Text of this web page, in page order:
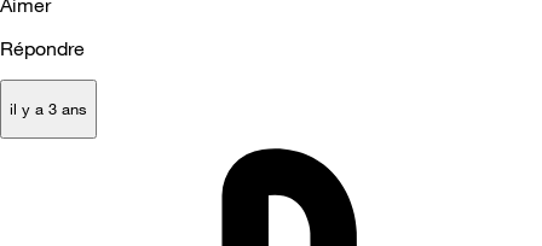
Répondre
il y a 3 ans